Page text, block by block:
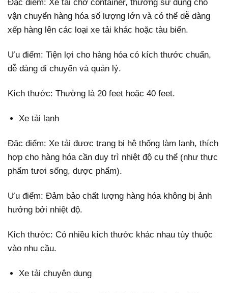
Đặc điểm: Xe tải chở container, thường sử dụng cho
vận chuyển hàng hóa số lượng lớn và có thể dễ dàng
xếp hàng lên các loại xe tải khác hoặc tàu biển.
Ưu điểm: Tiện lợi cho hàng hóa có kích thước chuẩn,
dễ dàng di chuyển và quản lý.
Kích thước: Thường là 20 feet hoặc 40 feet.
Xe tải lạnh
Đặc điểm: Xe tải được trang bị hệ thống làm lạnh, thích
hợp cho hàng hóa cần duy trì nhiệt độ cụ thể (như thực
phẩm tươi sống, dược phẩm).
Ưu điểm: Đảm bảo chất lượng hàng hóa không bị ảnh
hưởng bởi nhiệt độ.
Kích thước: Có nhiều kích thước khác nhau tùy thuộc
vào nhu cầu.
Xe tải chuyên dụng